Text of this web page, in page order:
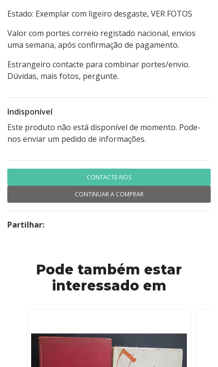
Estado: Exemplar com ligeiro desgaste, VER FOTOS
Valor com portes correio registado nacional, envios
uma semana, após confirmação de pagamento.
Estrangeiro contacte para combinar portes/envio.
Dúvidas, mais fotos, pergunte.
Indisponível
Este produto não está disponível de momento. Pode-
nos enviar um pedido de informações.
CONTACTE-NOS
CONTINUAR A COMPRAR
Partilhar:
Pode também estar
interessado em